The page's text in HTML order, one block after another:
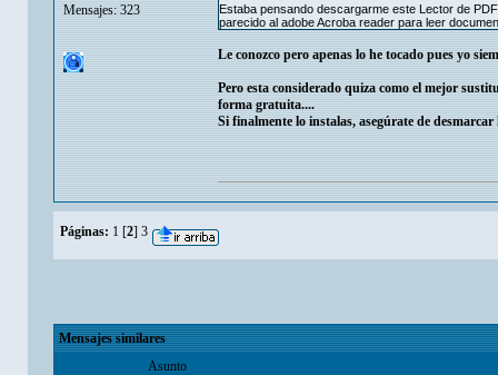
Mensajes: 323
Estaba pensando descargarme este Lector de
parecido al adobe Acroba reader para leer
Le conozco pero apenas lo he tocado pues yo
Pero esta considerado quiza como el mejor
forma gratuita....
Si finalmente lo instalas, asegúrate de
Páginas: 1 [2] 3
Mensajes similares
Asunto